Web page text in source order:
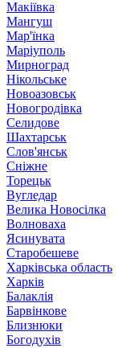
Макіївка
Мангуш
Мар'їнка
Маріуполь
Мирноград
Нікольське
Новоазовськ
Новогродівка
Селидове
Шахтарськ
Слов'янськ
Сніжне
Торецьк
Вугледар
Велика Новосілка
Волноваха
Ясинувата
Старобешеве
Харківська область
Харків
Балаклія
Барвінкове
Близнюки
Богодухів